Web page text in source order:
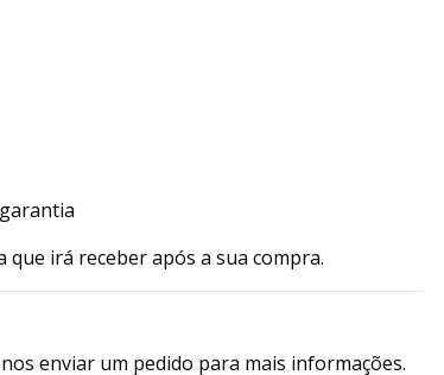
irá receber após a sua compra.
enviar um pedido para mais informações.